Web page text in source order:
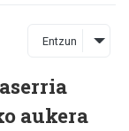
Entzun
aukera